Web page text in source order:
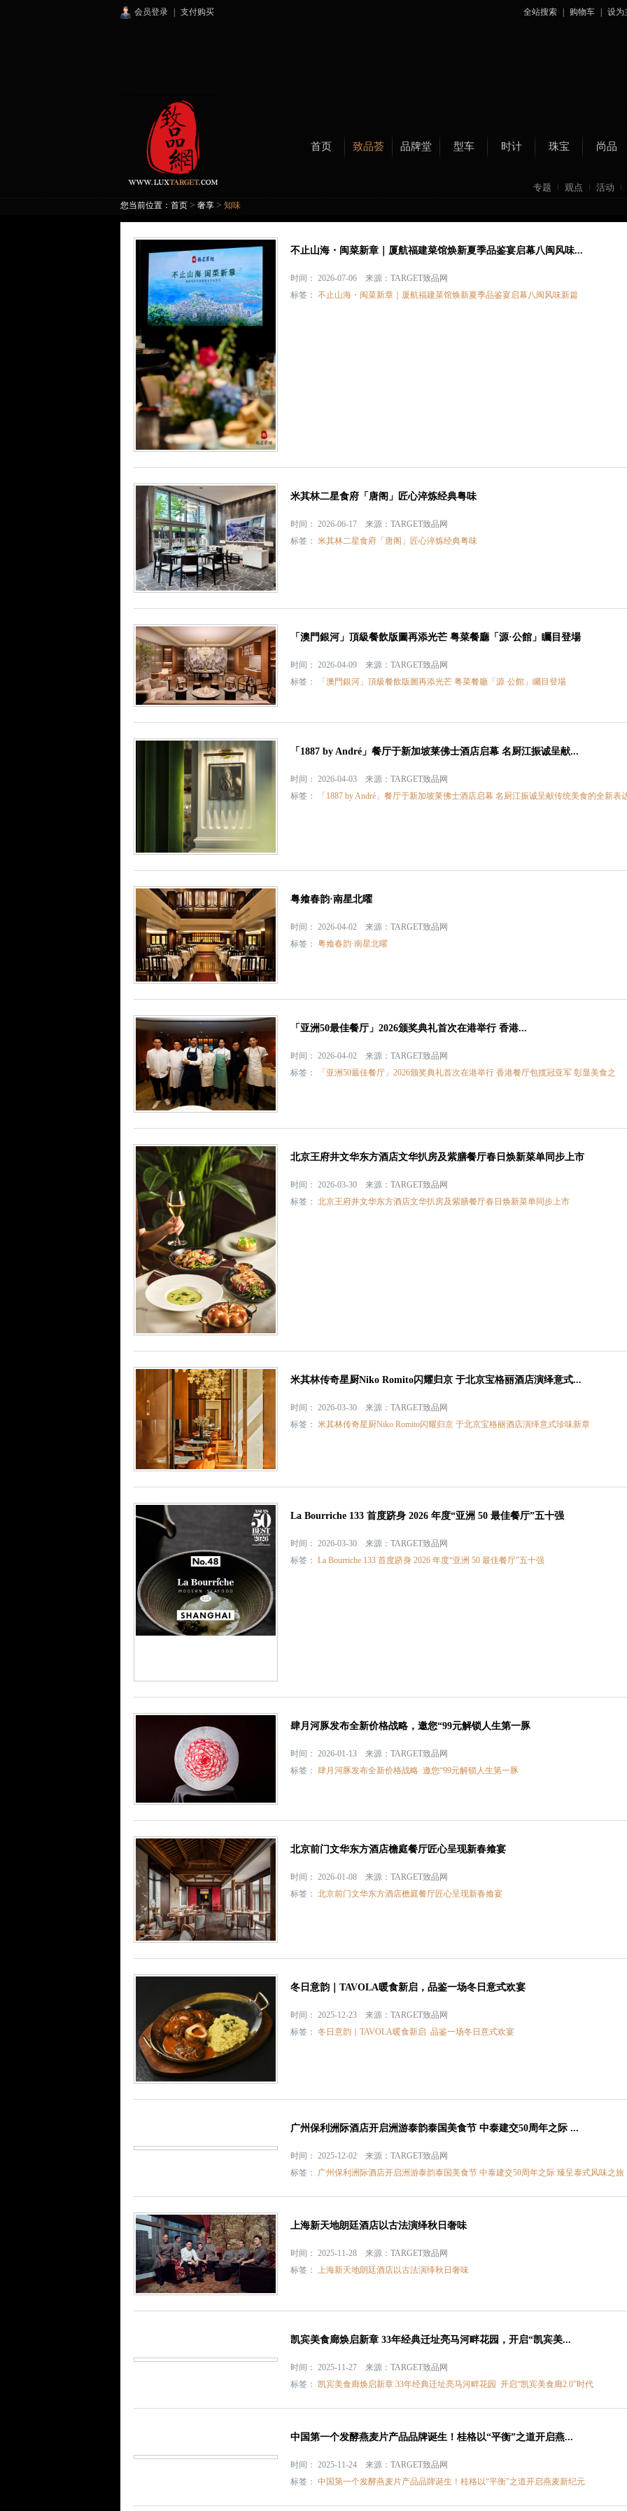
会员登录 支付购买 全站搜索 购物车 设为
首页 致品荟 品牌堂 型车 时计 珠宝 尚品
专题 观点 活动
您当前位置： 首页 > 奢享 > 知味
不止山海・闽菜新章｜厦航福建菜馆焕新夏季品鉴宴启幕八闽风味...
时间： 2026-07-06 来源： TARGET致品网
标签： 不止山海・闽菜新章｜厦航福建菜馆焕新夏季品鉴宴启幕八闽风味新篇
米其林二星食府「唐阁」匠心淬炼经典粤味
时间： 2026-06-17 来源： TARGET致品网
标签： 米其林二星食府「唐阁」匠心淬炼经典粤味
「澳門銀河」頂級餐飲版圖再添光芒 粤菜餐廳「源·公館」矚目登場
时间： 2026-04-09 来源： TARGET致品网
标签：
「澳門銀河」頂級餐飲版圖再添光芒 粤菜餐廳「源·公館」矚目登場
「1887 by André」餐厅于新加坡莱佛士酒店启幕 名厨江振诚呈献...
时间： 2026-04-03 来源： TARGET致品网
标签：
「1887 by André」餐厅于新加坡莱佛士酒店启幕 名厨江振诚呈献传统美食的全新表
粤飨春韵·南星北曜
时间： 2026-04-02 来源： TARGET致品网
标签： 粤飨春韵·南星北曜
「亚洲50最佳餐厅」2026颁奖典礼首次在港举行 香港...
时间： 2026-04-02 来源： TARGET致品网
标签：
「亚洲50最佳餐厅」2026颁奖典礼首次在港举行 香港餐厅包揽冠亚军 彰显美食之
北京王府井文华东方酒店文华扒房及紫膳餐厅春日焕新菜单同步上市
时间： 2026-03-30 来源： TARGET致品网
标签： 北京王府井文华东方酒店文华扒房及紫膳餐厅春日焕新菜单同步上市
米其林传奇星厨Niko Romito闪耀归京 于北京宝格丽酒店演绎意式...
时间： 2026-03-30 来源： TARGET致品网
标签： 米其林传奇星厨Niko Romito闪耀归京 于北京宝格丽酒店演绎意式珍味新章
La Bourriche 133 首度跻身 2026 年度“亚洲 50 最佳餐厅”五十强
时间： 2026-03-30 来源： TARGET致品网
标签： La Bourriche 133 首度跻身 2026 年度“亚洲 50 最佳餐厅”五十强
肆月河豚发布全新价格战略，邀您“99元解锁人生第一豚
时间： 2026-01-13 来源： TARGET致品网
标签： 肆月河豚发布全新价格战略 邀您“99元解锁人生第一豚
北京前门文华东方酒店檐庭餐厅匠心呈现新春飨宴
时间： 2026-01-08 来源： TARGET致品网
标签： 北京前门文华东方酒店檐庭餐厅匠心呈现新春飨宴
冬日意韵｜TAVOLA暖食新启，品鉴一场冬日意式欢宴
时间： 2025-12-23 来源： TARGET致品网
标签： 冬日意韵｜TAVOLA暖食新启 品鉴一场冬日意式欢宴
广州保利洲际酒店开启洲游泰韵泰国美食节 中泰建交50周年之际 ...
时间： 2025-12-02 来源： TARGET致品网
标签： 广州保利洲际酒店开启洲游泰韵泰国美食节 中泰建交50周年之际 臻呈泰式风味之旅
上海新天地朗廷酒店以古法演绎秋日奢味
凯宾美食廊焕启新章 33年经典迁址亮马河畔花园，开启“凯宾美...